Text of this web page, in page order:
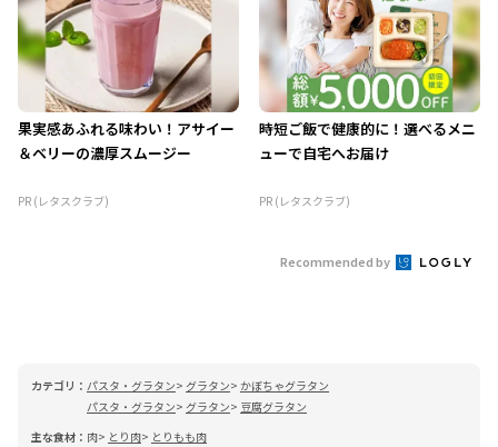
果実感あふれる味わい！アサイー
＆ベリーの濃厚スムージー
PR (レタスクラブ)
時短ご飯で健康的に！選べるメニ
ューで自宅へお届け
PR (レタスクラブ)
Recommended by
カテゴリ： パスタ・グラタン グラタン
かぼちゃグラタン
パスタ・グラタン
グラタン
豆腐グラタン
主な食材： 肉 とり肉
とりもも肉